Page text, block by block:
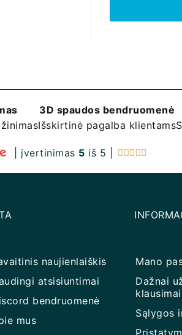
3D spaudos bendruomenė
Išskirtinė pagalba klientams
| įvertinimas 5 iš 5 |     
naujienlaiškis
atsisiuntimai
bendruomenė
mus
Mano
Dažnai
klausimai
Sąlygos